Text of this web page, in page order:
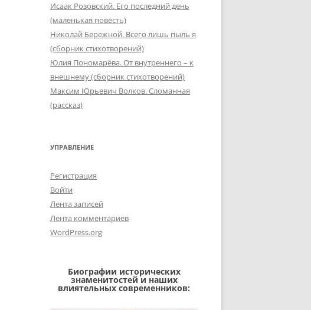
Исаак Розовский. Его последний день
(маленькая повесть)
Николай Бережной. Всего лишь пыль я
(сборник стихотворений)
Юлия Пономарёва. От внутреннего – к
внешнему (сборник стихотворений)
Максим Юрьевич Волков. Сломанная
(рассказ)
УПРАВЛЕНИЕ
Регистрация
Войти
Лента записей
Лента комментариев
WordPress.org
Биографии исторических
знаменитостей и наших
влиятельных современников: